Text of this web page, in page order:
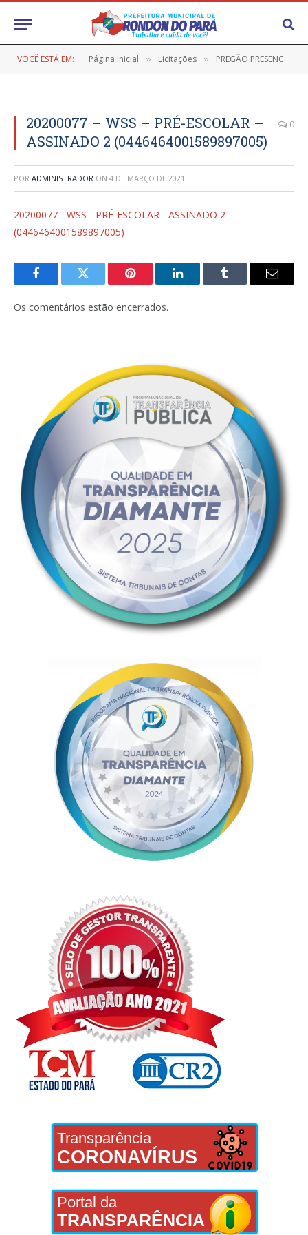
VOCÊ ESTÁ EM: Página Inicial » Licitações » PREGÃO PRESENCIAL Nº 9/2020-001 (AQUISIÇÃO DE GÊNEROS ALIMENTÍCIOS PARA ATENDER O PROGRAMA NACIONAL DE ALIMENTAÇÃO ESCOLAR (PNAE) 2020)
20200077 – WSS – PRÉ-ESCOLAR –
ASSINADO 2 (0446464001589897005)
0
POR ADMINISTRADOR ON 4 DE MARÇO DE 2021
20200077 - WSS - PRÉ-ESCOLAR - ASSINADO 2
(0446464001589897005)
FacebookTwitter Pinterest LinkedInTumblr
E-
Os comentários estão encerrados.
Transparência
CORONAVÍRUS
Portal da
TRANSPARÊNCIA